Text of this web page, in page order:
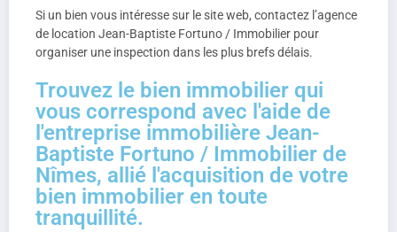
Si un bien vous intéresse sur le site web, contactez l’agence
de location Jean-Baptiste Fortuno / Immobilier pour
organiser une inspection dans les plus brefs délais.
Trouvez le bien immobilier qui
vous correspond avec l'aide de
l'entreprise immobilière Jean-
Baptiste Fortuno / Immobilier de
Nîmes, allié l'acquisition de votre
bien immobilier en toute
tranquillité.